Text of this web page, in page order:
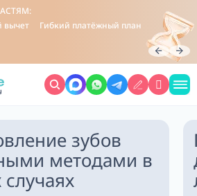
вычет
Гибкий платёжный план
зубов
методами в